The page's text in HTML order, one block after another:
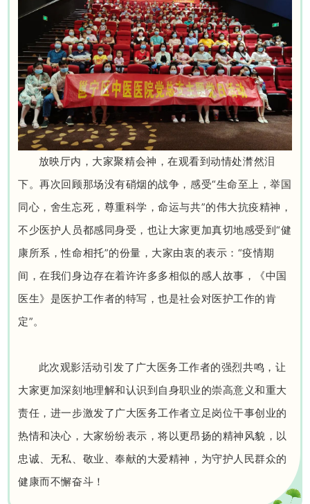
放映厅内，大家聚精会神，在观看到动情处潸然泪
下。再次回顾那场没有硝烟的战争，感受“生命至上，举国
同心，舍生忘死，尊重科学，命运与共”的伟大抗疫精神，
不少医护人员都感同身受，也让大家更加真切地感受到“健
康所系，性命相托”的份量，大家由衷的表示：“疫情期
间，在我们身边存在着许许多多相似的感人故事，《中国
医生》是医护工作者的特写，也是社会对医护工作的肯
定”。
此次观影活动引发了广大医务工作者的强烈共鸣，让
大家更加深刻地理解和认识到自身职业的崇高意义和重大
责任，进一步激发了广大医务工作者立足岗位干事创业的
热情和决心，大家纷纷表示，将以更昂扬的精神风貌，以
忠诚、无私、敬业、奉献的大爱精神，为守护人民群众的
健康而不懈奋斗！